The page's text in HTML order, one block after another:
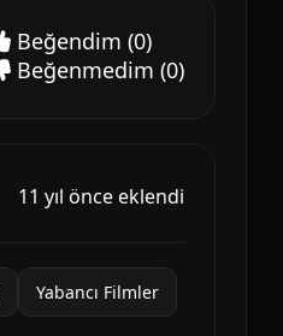
Beğendim (0)
Beğenmedim (0)
11 yıl önce eklendi
Yabancı Filmler